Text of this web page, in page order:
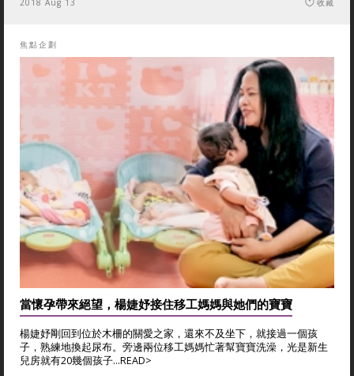
2018 Aug 13 收藏
焦點企劃
當懷孕帶來絕望，楊婕妤接住移工媽媽與她們的寶寶
楊婕妤剛回到位於木柵的關愛之家，還來不及坐下，就接過一個孩
子，熟練地換起尿布。旁邊兩位移工媽媽忙著幫寶寶洗澡，光是新生
兒房就有20幾個孩子...READ>